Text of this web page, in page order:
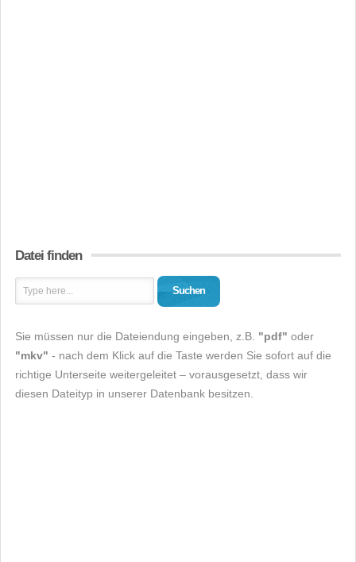
Datei finden
Suchen
Sie müssen nur die Dateiendung eingeben, z.B. "pdf" oder
"mkv" - nach dem Klick auf die Taste werden Sie sofort auf die
richtige Unterseite weitergeleitet – vorausgesetzt, dass wir
diesen Dateityp in unserer Datenbank besitzen.